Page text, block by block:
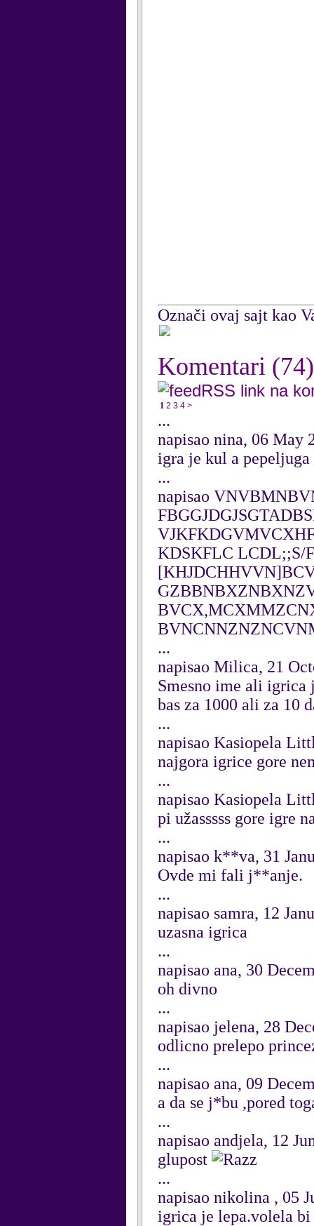
Označi ovaj sajt kao
Komentari (74)
RSS link na
1 2 3 4 >
...
napisao nina, 06 May
igra je kul a
...
napisao
KDSKFLC LCDL;;S/
...
napisao Milica, 21
Smesno ime ali igrica
bas za 1000 ali za 10
...
napisao Kasiopela
najgora igrice gore
...
napisao Kasiopela
pi užasssss gore igre
...
napisao k**va, 31
Ovde mi fali j**anje.
...
napisao samra, 12
uzasna igrica
...
napisao ana, 30
oh divno
...
napisao jelena, 28
odlicno prelepo
...
napisao ana, 09
a da se j*bu ,pored
...
napisao andjela, 12
glupost
...
napisao nikolina , 05
igrica je lepa.volela